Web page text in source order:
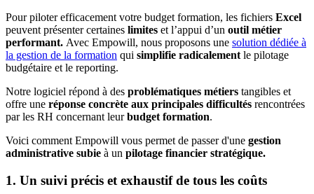
Pour piloter efficacement votre budget formation, les fichiers Excel
peuvent présenter certaines limites et l’appui d’un outil métier
performant. Avec Empowill, nous proposons une solution dédiée à
la gestion de la formation qui simplifie radicalement le pilotage
budgétaire et le reporting.
Notre logiciel répond à des problématiques métiers tangibles et
offre une réponse concrète aux principales difficultés rencontrées
par les RH concernant leurbudget formation.
Voici comment Empowill vous permet de passer d'une gestion
administrative subie à un pilotage financier stratégique.
1. Un suivi précis et exhaustif de tous les coûts